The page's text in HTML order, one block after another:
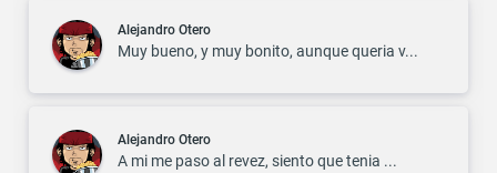
Alejandro Otero
Muy bueno, y muy bonito, aunque queria v...
Alejandro Otero
A mi me paso al revez, siento que tenia ...